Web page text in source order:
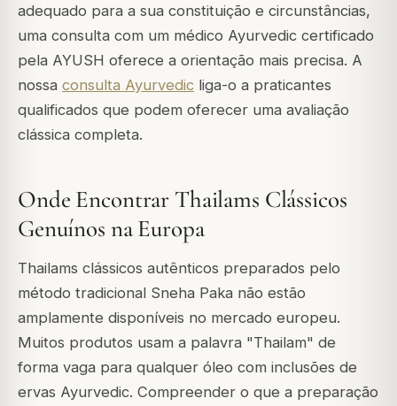
adequado para a sua constituição e circunstâncias,
uma consulta com um médico Ayurvedic certificado
pela AYUSH oferece a orientação mais precisa. A
nossa consulta Ayurvedic liga-o a praticantes
qualificados que podem oferecer uma avaliação
clássica completa.
Onde Encontrar Thailams Clássicos
Genuínos na Europa
Thailams clássicos autênticos preparados pelo
método tradicional Sneha Paka não estão
amplamente disponíveis no mercado europeu.
Muitos produtos usam a palavra "Thailam" de
forma vaga para qualquer óleo com inclusões de
ervas Ayurvedic. Compreender o que a preparação